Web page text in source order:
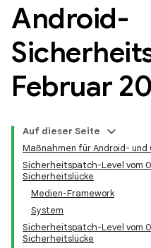
Android-
Februar
Auf dieser Seite
Maßnahmen für Android- und
Sicherheitspatch-Level vom
Sicherheitslücke
Medien-Framework
System
Sicherheitspatch-Level vom
Sicherheitslücke